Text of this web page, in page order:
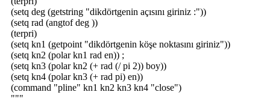
(setq deg (getstring "dikdörtgenin açısını giriniz :"))
(setq rad (angtof deg ))
(terpri)
(setq kn1 (getpoint "dikdörtgenin köşe noktasını giriniz"))
(setq kn2 (polar kn1 rad en)) ;
(setq kn3 (polar kn2 (+ rad (/ pi 2)) boy))
(setq kn4 (polar kn3 (+ rad pi) en))
(command "pline" kn1 kn2 kn3 kn4 "close")
"""